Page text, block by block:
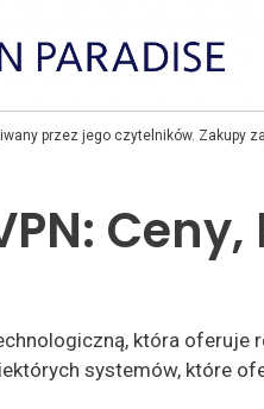
przez jego czytelników. Zakupy
która oferuje
systemów, które